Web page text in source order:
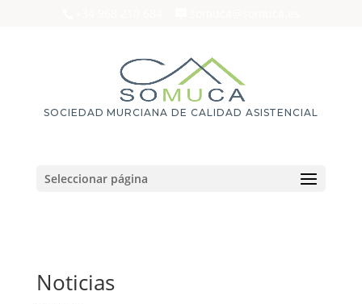
SOCIEDAD MURCIANA DE CALIDAD ASISTENCIAL
Seleccionar página
Noticias